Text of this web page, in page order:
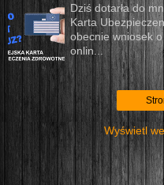
Dziś dotarła do
Karta
obecnie wniosek
onlin...
Wyświetl